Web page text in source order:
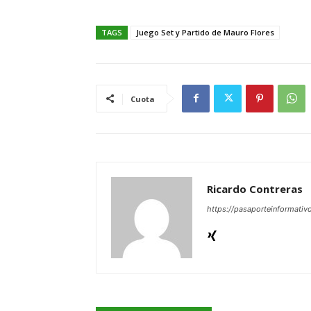
TAGS Juego Set y Partido de Mauro Flores
Cuota
Ricardo Contreras
https://